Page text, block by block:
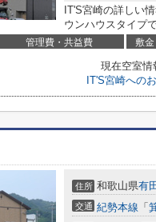
IT'S宮崎の詳しい
ウンハウスタイプ
管理費・共益費 敷金
現在空室情
IT'S宮崎への
住所 和歌山県有
交通 紀勢本線 「